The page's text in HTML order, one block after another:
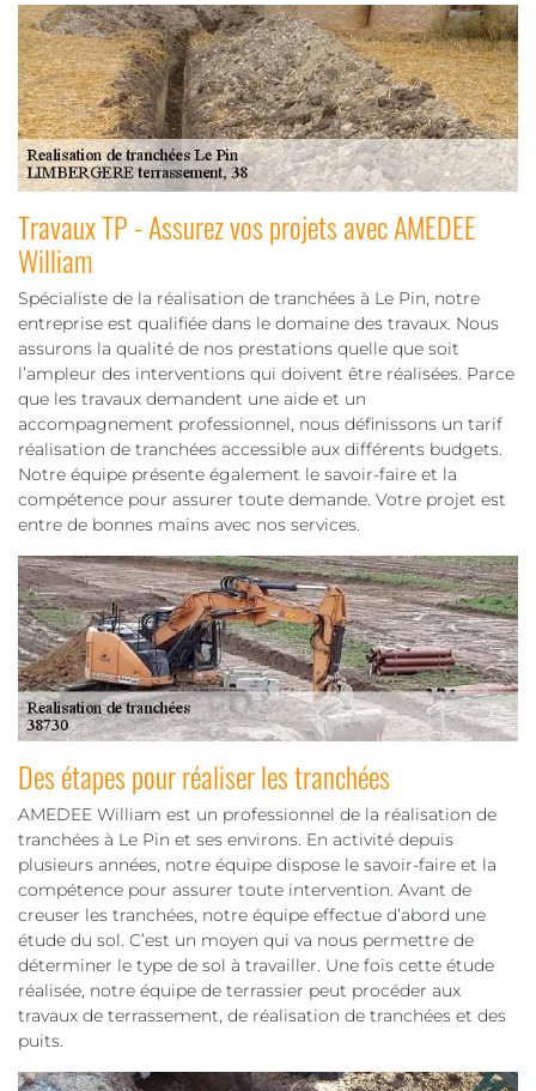
Travaux TP - Assurez vos projets avec AMEDEE
William
Spécialiste de la réalisation de tranchées à Le Pin, notre
entreprise est qualifiée dans le domaine des travaux. Nous
assurons la qualité de nos prestations quelle que soit
l’ampleur des interventions qui doivent être réalisées. Parce
que les travaux demandent une aide et un
accompagnement professionnel, nous définissons un tarif
réalisation de tranchées accessible aux différents budgets.
Notre équipe présente également le savoir-faire et la
compétence pour assurer toute demande. Votre projet est
entre de bonnes mains avec nos services.
Des étapes pour réaliser les tranchées
AMEDEE William est un professionnel de la réalisation de
tranchées à Le Pin et ses environs. En activité depuis
plusieurs années, notre équipe dispose le savoir-faire et la
compétence pour assurer toute intervention. Avant de
creuser les tranchées, notre équipe effectue d’abord une
étude du sol. C’est un moyen qui va nous permettre de
déterminer le type de sol à travailler. Une fois cette étude
réalisée, notre équipe de terrassier peut procéder aux
travaux de terrassement, de réalisation de tranchées et des
puits.